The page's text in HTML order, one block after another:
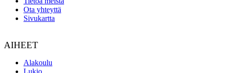
Ota yhteyttä
Sivukartta
AIHEET
Alakoulu
Lukio